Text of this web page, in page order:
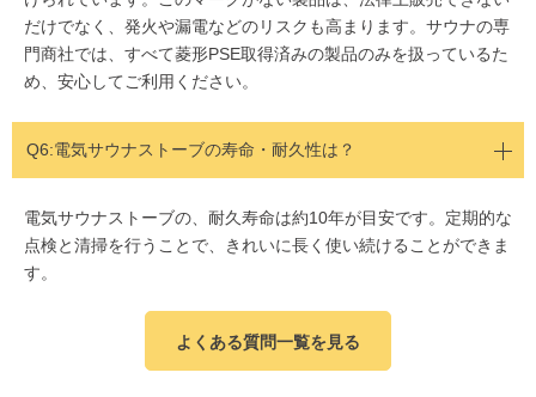
だけでなく、発火や漏電などのリスクも高まります。サウナの専
門商社では、すべて菱形PSE取得済みの製品のみを扱っているた
め、安心してご利用ください。
Q6:電気サウナストーブの寿命・耐久性は？
電気サウナストーブの、耐久寿命は約10年が目安です。定期的な
点検と清掃を行うことで、きれいに長く使い続けることができま
す。
よくある質問一覧を見る